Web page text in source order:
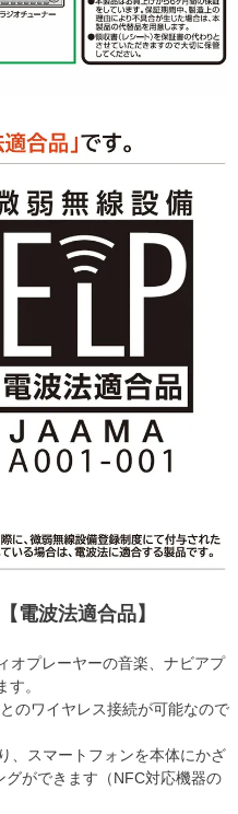
電波法適合品】
オプレーヤーの音楽、ナビアプ
。
のワイヤレス接続が可能なので
、スマートフォンを本体にかざ
ができます（NFC対応機器の